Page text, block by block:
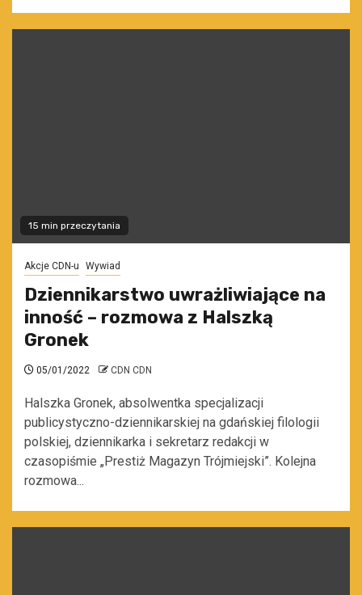
15 min przeczytania
Akcje CDN-u Wywiad
Dziennikarstwo uwrażliwiające na
inność – rozmowa z Halszką
Gronek
05/01/2022 CDN CDN
Halszka Gronek, absolwentka specjalizacji
publicystyczno-dziennikarskiej na gdańskiej filologii
polskiej, dziennikarka i sekretarz redakcji w
czasopiśmie „Prestiż Magazyn Trójmiejski”. Kolejna
rozmowa...